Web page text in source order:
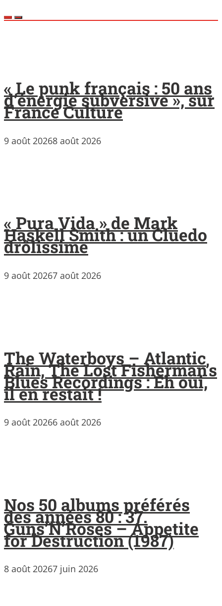
« Le punk français : 50 ans
d’énergie subversive », sur
France Culture
9 août 20268 août 2026
« Pura Vida » de Mark
Haskell Smith : un Cluedo
drôlissime
9 août 20267 août 2026
The Waterboys – Atlantic
Rain, The Lost Fisherman’s
Blues Recordings : Eh oui,
il en restait !
9 août 20266 août 2026
Nos 50 albums préférés
des années 80 : 37.
Guns’N’Roses – Appetite
for Destruction (1987)
8 août 20267 juin 2026